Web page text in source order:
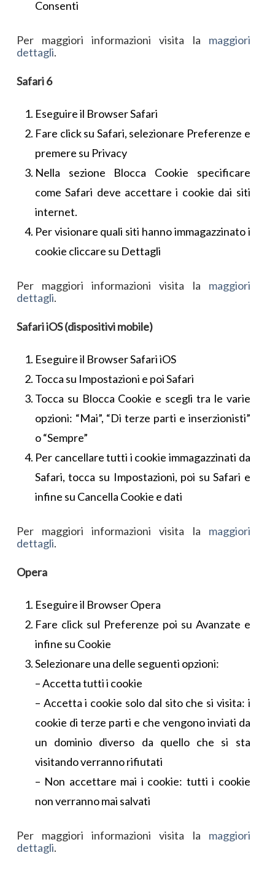
Consenti
Per maggiori informazioni visita la maggiori
dettagli.
Safari 6
Eseguire il Browser Safari
Fare click su Safari, selezionare Preferenze e
premere su Privacy
Nella sezione Blocca Cookie specificare
come Safari deve accettare i cookie dai siti
internet.
Per visionare quali siti hanno immagazzinato i
cookie cliccare su Dettagli
Per maggiori informazioni visita la maggiori
dettagli.
Safari iOS (dispositivi mobile)
Eseguire il Browser Safari iOS
Tocca su Impostazioni e poi Safari
Tocca su Blocca Cookie e scegli tra le varie
opzioni: “Mai”, “Di terze parti e inserzionisti”
o “Sempre”
Per cancellare tutti i cookie immagazzinati da
Safari, tocca su Impostazioni, poi su Safari e
infine su Cancella Cookie e dati
Per maggiori informazioni visita la maggiori
dettagli.
Opera
Eseguire il Browser Opera
Fare click sul Preferenze poi su Avanzate e
infine su Cookie
Selezionare una delle seguenti opzioni:
– Accetta tutti i cookie
– Accetta i cookie solo dal sito che si visita: i
cookie di terze parti e che vengono inviati da
un dominio diverso da quello che si sta
visitando verranno rifiutati
– Non accettare mai i cookie: tutti i cookie
non verranno mai salvati
Per maggiori informazioni visita la maggiori
dettagli.